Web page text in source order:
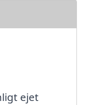
ejet